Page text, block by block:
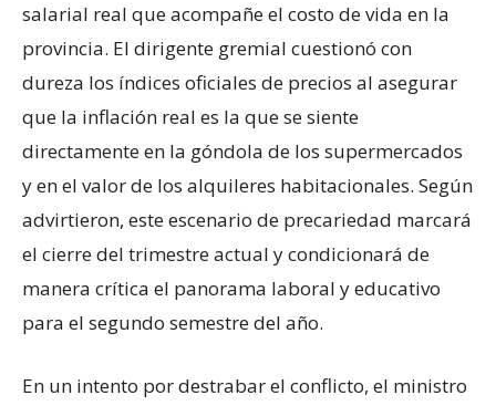
salarial real que acompañe el costo de vida en la
provincia. El dirigente gremial cuestionó con
dureza los índices oficiales de precios al asegurar
que la inflación real es la que se siente
directamente en la góndola de los supermercados
y en el valor de los alquileres habitacionales. Según
advirtieron, este escenario de precariedad marcará
el cierre del trimestre actual y condicionará de
manera crítica el panorama laboral y educativo
para el segundo semestre del año.
En un intento por destrabar el conflicto, el ministro